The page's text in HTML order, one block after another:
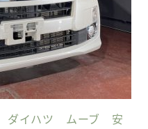
】ダイハツ ムーブ 安